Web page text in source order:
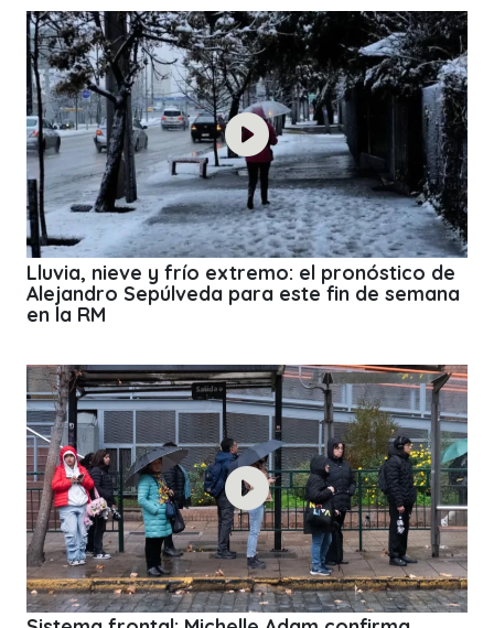
Lluvia, nieve y frío extremo: el pronóstico de
Alejandro Sepúlveda para este fin de semana
en la RM